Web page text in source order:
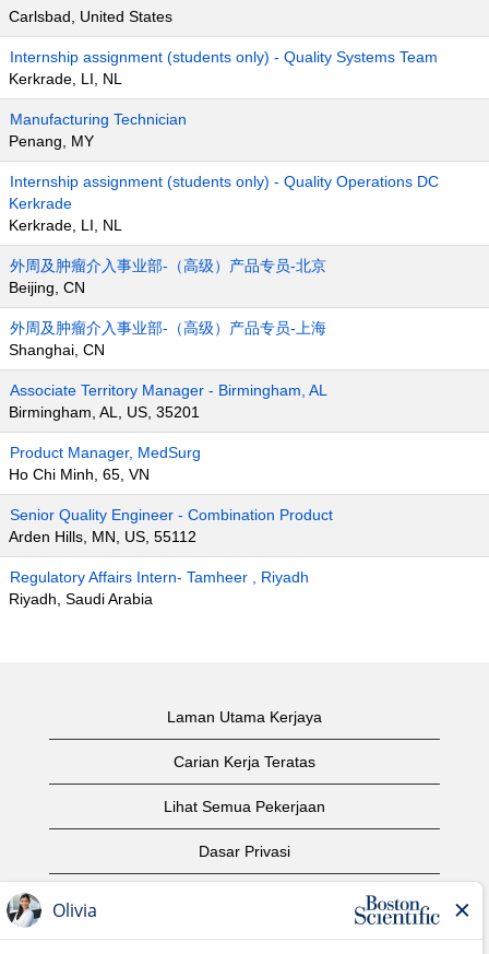
Carlsbad, United States
Internship assignment (students only) - Quality Systems Team
Kerkrade, LI, NL
Manufacturing Technician
Penang, MY
Internship assignment (students only) - Quality Operations DC
Kerkrade
Kerkrade, LI, NL
外周及肿瘤介入事业部-（高级）产品专员-北京
Beijing, CN
外周及肿瘤介入事业部-（高级）产品专员-上海
Shanghai, CN
Associate Territory Manager - Birmingham, AL
Birmingham, AL, US, 35201
Product Manager, MedSurg
Ho Chi Minh, 65, VN
Senior Quality Engineer - Combination Product
Arden Hills, MN, US, 55112
Regulatory Affairs Intern- Tamheer , Riyadh
Riyadh, Saudi Arabia
Laman Utama Kerjaya
Carian Kerja Teratas
Lihat Semua Pekerjaan
Dasar Privasi
Notis Hak Cipta